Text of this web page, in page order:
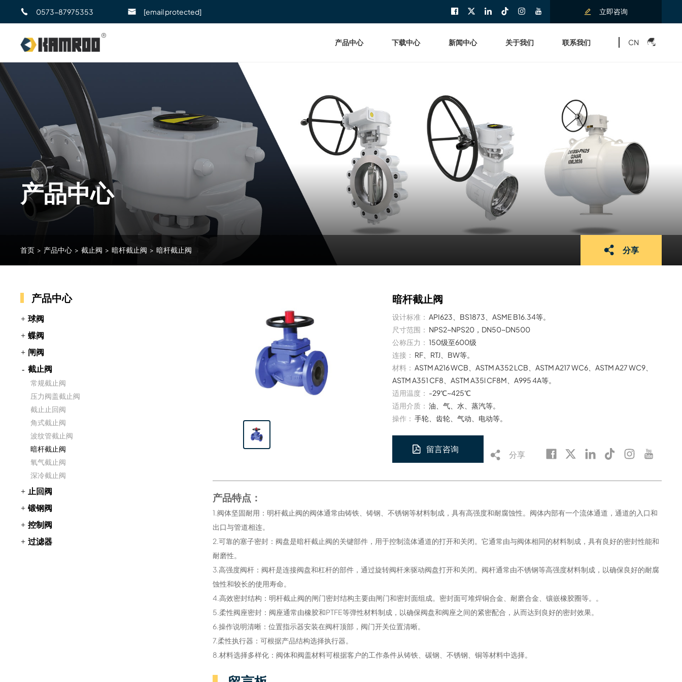
0573-87975353 [email protected] 立即咨询
产品中心 下载中心 新闻中心 关于我们 联系我们 CN
产品中心
首页 > 产品中心 > 截止阀 > 暗杆截止阀 > 暗杆截止阀 分享
产品中心
球阀
蝶阀
闸阀
截止阀
常规截止阀
压力阀盖截止阀
截止止回阀
角式截止阀
波纹管截止阀
暗杆截止阀
氧气截止阀
深冷截止阀
止回阀
锻钢阀
控制阀
过滤器
暗杆截止阀
设计标准： API623、BS1873、ASME B16.34等。
尺寸范围： NPS2~NPS20，DN50~DN500
公称压力： 150级至600级
连接： RF、RTJ、BW等。
材料： ASTM A216 WCB、ASTM A352 LCB、ASTM A217 WC6、ASTM A27 WC9、
ASTM A351 CF8、ASTM A35l CF8M、A995 4A等。
适用温度： -29℃~425℃
适用介质： 油、气、水、蒸汽等。
操作： 手轮、齿轮、气动、电动等。
留言咨询
分享
产品特点：
1.阀体坚固耐用：明杆截止阀的阀体通常由铸铁、铸钢、不锈钢等材料制成，具有高强度和耐腐蚀性。阀体内部有一个流体通道，通道的入口和
出口与管道相连。
2.可靠的塞子密封：阀盘是暗杆截止阀的关键部件，用于控制流体通道的打开和关闭。它通常由与阀体相同的材料制成，具有良好的密封性能和
耐磨性。
3.高强度阀杆：阀杆是连接阀盘和杠杆的部件，通过旋转阀杆来驱动阀盘打开和关闭。阀杆通常由不锈钢等高强度材料制成，以确保良好的耐腐
蚀性和较长的使用寿命。
4.高效密封结构：明杆截止阀的闸门密封结构主要由闸门和密封面组成。密封面可堆焊铜合金、耐磨合金、镶嵌橡胶圈等。。
5.柔性阀座密封：阀座通常由橡胶和PTFE等弹性材料制成，以确保阀盘和阀座之间的紧密配合，从而达到良好的密封效果。
6.操作说明清晰：位置指示器安装在阀杆顶部，阀门开关位置清晰。
7.柔性执行器：可根据产品结构选择执行器。
8.材料选择多样化：阀体和阀盖材料可根据客户的工作条件从铸铁、碳钢、不锈钢、铜等材料中选择。